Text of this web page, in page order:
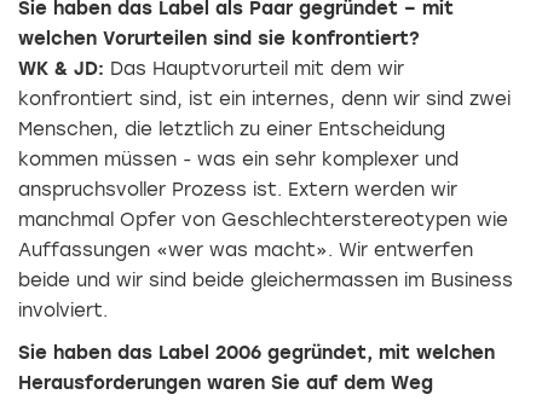
Sie haben das Label als Paar gegründet – mit
welchen Vorurteilen sind sie konfrontiert?
WK & JD: Das Hauptvorurteil mit dem wir
konfrontiert sind, ist ein internes, denn wir sind zwei
Menschen, die letztlich zu einer Entscheidung
kommen müssen - was ein sehr komplexer und
anspruchsvoller Prozess ist. Extern werden wir
manchmal Opfer von Geschlechterstereotypen wie
Auffassungen «wer was macht». Wir entwerfen
beide und wir sind beide gleichermassen im Business
involviert.
Sie haben das Label 2006 gegründet, mit welchen
Herausforderungen waren Sie auf dem Weg